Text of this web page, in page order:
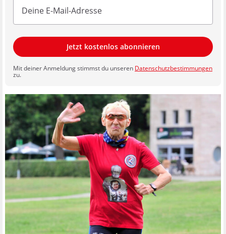
Jetzt kostenlos abonnieren
Mit deiner Anmeldung stimmst du unseren Datenschutzbestimmungen
zu.